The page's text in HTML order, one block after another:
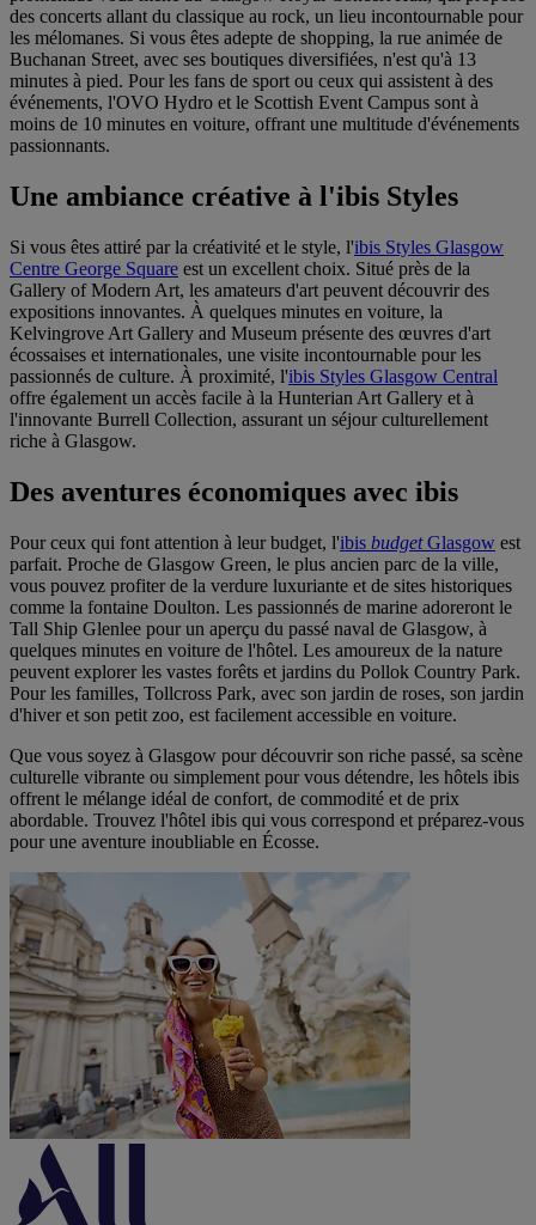
des concerts allant du classique au rock, un lieu incontournable pour
les mélomanes. Si vous êtes adepte de shopping, la rue animée de
Buchanan Street, avec ses boutiques diversifiées, n'est qu'à 13
minutes à pied. Pour les fans de sport ou ceux qui assistent à des
événements, l'OVO Hydro et le Scottish Event Campus sont à
moins de 10 minutes en voiture, offrant une multitude d'événements
passionnants.
Une ambiance créative à l'ibis Styles
Si vous êtes attiré par la créativité et le style, l'ibis Styles Glasgow
Centre George Square est un excellent choix. Situé près de la
Gallery of Modern Art, les amateurs d'art peuvent découvrir des
expositions innovantes. À quelques minutes en voiture, la
Kelvingrove Art Gallery and Museum présente des œuvres d'art
écossaises et internationales, une visite incontournable pour les
passionnés de culture. À proximité, l'ibis Styles Glasgow Central
offre également un accès facile à la Hunterian Art Gallery et à
l'innovante Burrell Collection, assurant un séjour culturellement
riche à Glasgow.
Des aventures économiques avec ibis
Pour ceux qui font attention à leur budget, l'ibis budgetGlasgow est
parfait. Proche de Glasgow Green, le plus ancien parc de la ville,
vous pouvez profiter de la verdure luxuriante et de sites historiques
comme la fontaine Doulton. Les passionnés de marine adoreront le
Tall Ship Glenlee pour un aperçu du passé naval de Glasgow, à
quelques minutes en voiture de l'hôtel. Les amoureux de la nature
peuvent explorer les vastes forêts et jardins du Pollok Country Park.
Pour les familles, Tollcross Park, avec son jardin de roses, son jardin
d'hiver et son petit zoo, est facilement accessible en voiture.
Que vous soyez à Glasgow pour découvrir son riche passé, sa scène
culturelle vibrante ou simplement pour vous détendre, les hôtels ibis
offrent le mélange idéal de confort, de commodité et de prix
abordable. Trouvez l'hôtel ibis qui vous correspond et préparez-vous
pour une aventure inoubliable en Écosse.